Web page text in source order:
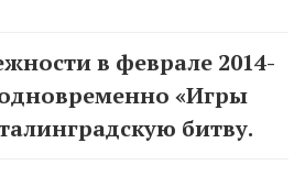
в феврале 2014-
«Игры
битву.